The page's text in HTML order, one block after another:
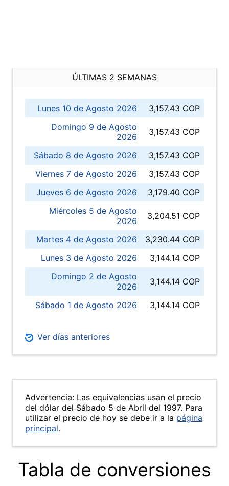
ÚLTIMAS 2 SEMANAS
Lunes 10 de Agosto 2026
3,157.43 COP
Domingo 9 de Agosto
2026
3,157.43 COP
Sábado 8 de Agosto 2026
3,157.43 COP
Viernes 7 de Agosto 2026
3,157.43 COP
Jueves 6 de Agosto 2026
3,179.40 COP
Miércoles 5 de Agosto
2026
3,204.51 COP
Martes 4 de Agosto 2026
3,230.44 COP
Lunes 3 de Agosto 2026
3,144.14 COP
Domingo 2 de Agosto
2026
3,144.14 COP
Sábado 1 de Agosto 2026 3,144.14 COP
Ver días anteriores
Advertencia: Las equivalencias usan el precio
del dólar del Sábado 5 de Abril del 1997. Para
utilizar el precio de hoy se debe ir a la página
principal.
Tabla de conversiones